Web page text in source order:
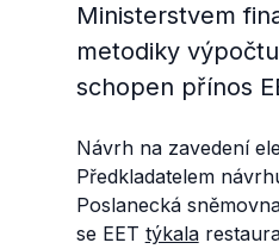
Ministerstvem
metodiky
schopen přínos
Návrh na zavedení
Předkladatelem
Poslanecká
se EET týkala